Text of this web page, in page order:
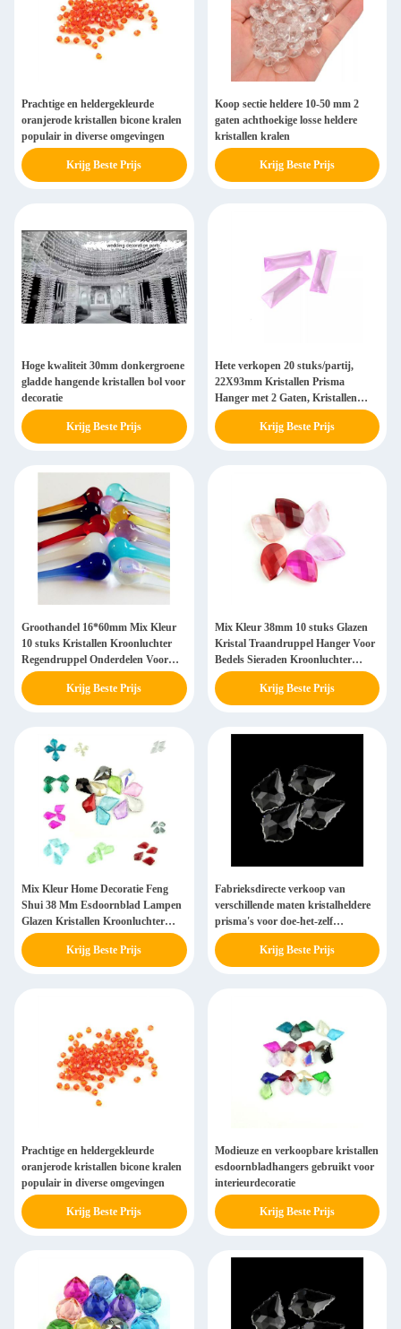
Prachtige en heldergekleurde
oranjerode kristallen bicone kralen
populair in diverse omgevingen
Krijg Beste Prijs
Koop sectie heldere 10-50 mm 2
gaten achthoekige losse heldere
kristallen kralen
Krijg Beste Prijs
Hoge kwaliteit 30mm donkergroene
gladde hangende kristallen bol voor
decoratie
Krijg Beste Prijs
Hete verkopen 20 stuks/partij,
22X93mm Kristallen Prisma
Hanger met 2 Gaten, Kristallen
Kroonluchter Onderdeel Hanger
Prisma Druppel Woondecoratie
Krijg Beste Prijs
Groothandel 16*60mm Mix Kleur
10 stuks Kristallen Kroonluchter
Regendruppel Onderdelen Voor
Hanglamp Bruiloft
Gordijnkettingen Accessoires
Krijg Beste Prijs
Mix Kleur 38mm 10 stuks Glazen
Kristal Traandruppel Hanger Voor
Bedels Sieraden Kroonluchter
Lamp Onderdelen
Krijg Beste Prijs
Mix Kleur Home Decoratie Feng
Shui 38 Mm Esdoornblad Lampen
Glazen Kristallen Kroonluchter
Onderdelen Verlichting Accessoires
Kristallen Hangers
Krijg Beste Prijs
Fabrieksdirecte verkoop van
verschillende maten kristalheldere
prisma's voor doe-het-zelf
verlichtingsaccessoires
Krijg Beste Prijs
Prachtige en heldergekleurde
oranjerode kristallen bicone kralen
populair in diverse omgevingen
Krijg Beste Prijs
Modieuze en verkoopbare kristallen
esdoornbladhangers gebruikt voor
interieurdecoratie
Krijg Beste Prijs